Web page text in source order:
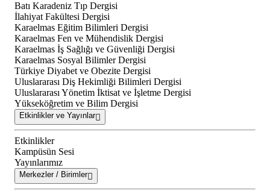
Batı Karadeniz Tıp Dergisi
İlahiyat Fakültesi Dergisi
Karaelmas Eğitim Bilimleri Dergisi
Karaelmas Fen ve Mühendislik Dergisi
Karaelmas İş Sağlığı ve Güvenliği Dergisi
Karaelmas Sosyal Bilimler Dergisi
Türkiye Diyabet ve Obezite Dergisi
Uluslararası Diş Hekimliği Bilimleri Dergisi
Uluslararası Yönetim İktisat ve İşletme Dergisi
Yükseköğretim ve Bilim Dergisi
Etkinlikler ve Yayınlar
Etkinlikler
Kampüsün Sesi
Yayınlarımız
Merkezler / Birimler